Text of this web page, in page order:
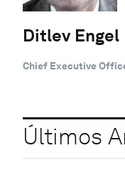
Ditlev Engel
Chief Executive
Últimos